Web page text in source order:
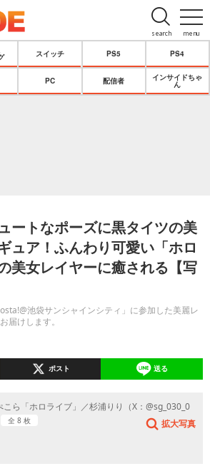
menu
search
スイッチ PS5 PS4
PC 配信者
インサイドちゃ
ん
ートなポーズに黒タイツの美
ュア！ふんわり可愛い「ホロ
美女レイヤーに癒される【写
池袋サンシャインシティ」に参加した美麗レ
届けします。
ポスト 送る
こら「ホロライブ」／杉浦りり（X：@sg_030_0
全 8 枚 拡大写真